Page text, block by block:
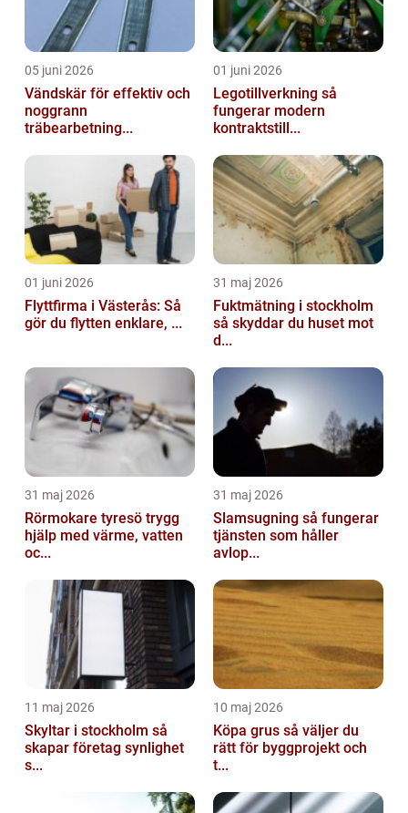
05 juni 2026
Vändskär för effektiv och
noggrann
träbearbetning...
01 juni 2026
Legotillverkning så
fungerar modern
kontraktstill...
01 juni 2026
Flyttfirma i Västerås: Så
gör du flytten enklare, ...
31 maj 2026
Fuktmätning i stockholm
så skyddar du huset mot
d...
31 maj 2026
Rörmokare tyresö trygg
hjälp med värme, vatten
oc...
31 maj 2026
Slamsugning så fungerar
tjänsten som håller
avlop...
11 maj 2026
Skyltar i stockholm så
skapar företag synlighet
s...
10 maj 2026
Köpa grus så väljer du
rätt för byggprojekt och
t...